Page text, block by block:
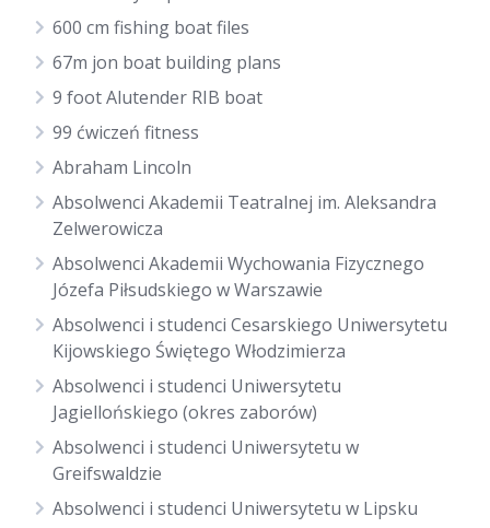
600 cm fishing boat files
67m jon boat building plans
9 foot Alutender RIB boat
99 ćwiczeń fitness
Abraham Lincoln
Absolwenci Akademii Teatralnej im. Aleksandra
Zelwerowicza
Absolwenci Akademii Wychowania Fizycznego
Józefa Piłsudskiego w Warszawie
Absolwenci i studenci Cesarskiego Uniwersytetu
Kijowskiego Świętego Włodzimierza
Absolwenci i studenci Uniwersytetu
Jagiellońskiego (okres zaborów)
Absolwenci i studenci Uniwersytetu w
Greifswaldzie
Absolwenci i studenci Uniwersytetu w Lipsku